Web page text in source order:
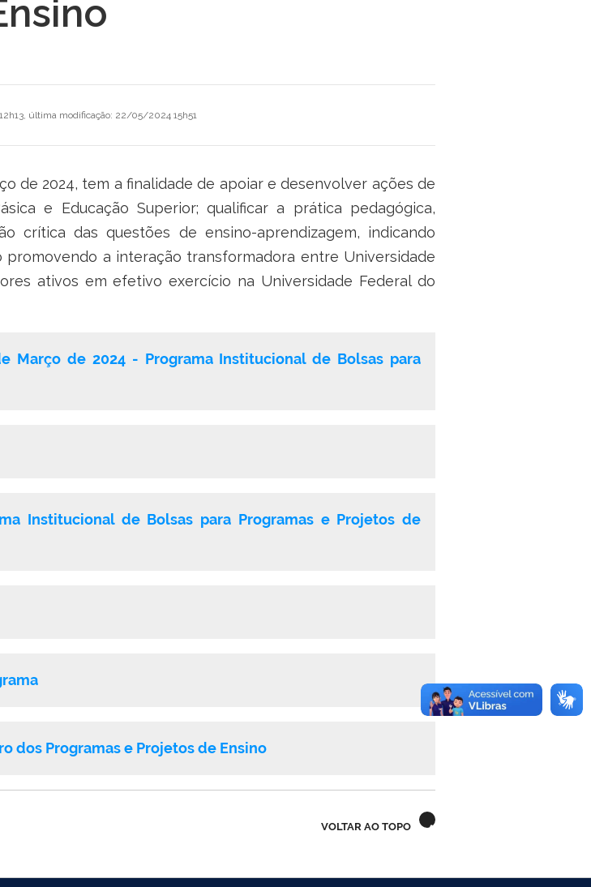
, última modificação: 22/05/2024 15h51
de 2024, tem a finalidade de apoiar e desenvolver ações de
e Educação Superior; qualificar a prática pedagógica,
crítica das questões de ensino-aprendizagem, indicando
a interação transformadora entre Universidade
ativos em efetivo exercício na Universidade Federal do
Março de 2024 - Programa Institucional de Bolsas para
Institucional de Bolsas para Programas e Projetos de
dos Programas e Projetos de Ensino
VOLTAR AO TOPO